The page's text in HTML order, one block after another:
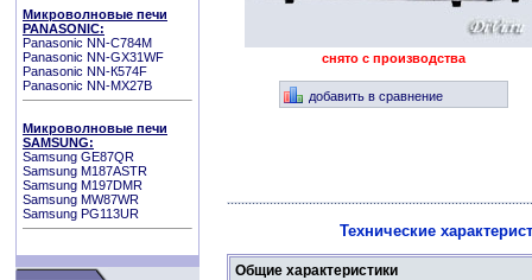
Микроволновые печи
PANASONIC:
Panasonic NN-C784M
Panasonic NN-GX31WF
Panasonic NN-К574F
Panasonic NN-MX27B
Микроволновые печи
SAMSUNG:
Samsung GE87QR
Samsung M187ASTR
Samsung M197DMR
Samsung MW87WR
Samsung PG113UR
снято с производства
добавить в сравнение
Технические
Общие характеристики